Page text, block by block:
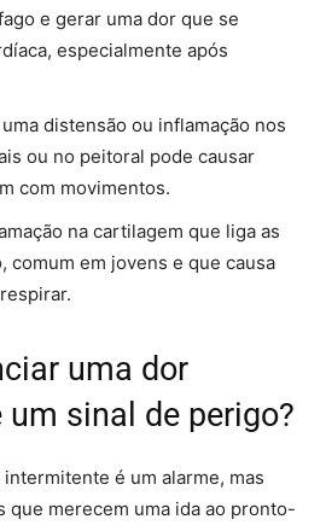
e gerar uma dor que se
especialmente após
uma distensão ou inflamação nos
ou no peitoral pode causar
com movimentos.
na cartilagem que liga as
comum em jovens e que causa
uma dor
sinal de perigo?
é um alarme, mas
que merecem uma ida ao pronto-